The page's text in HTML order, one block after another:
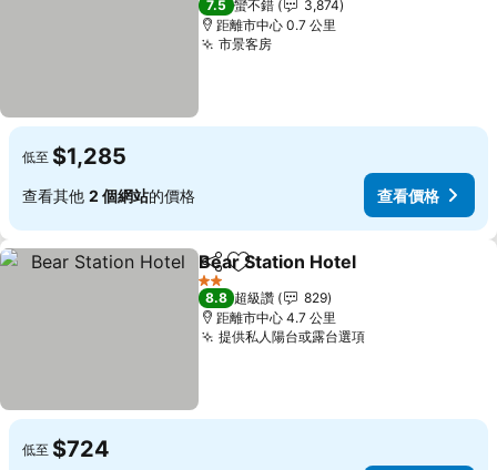
7.5 蠻不錯
3,874
距離市中心 0.7 公里
市景客房
低至 $1,285
查看其他 2 個網站的價格 查看價格
分享 加入我的最愛
Bear Station Hotel
2 星級
8.8 超級讚
829
距離市中心 4.7 公里
提供私人陽台或露台選項
低至 $724